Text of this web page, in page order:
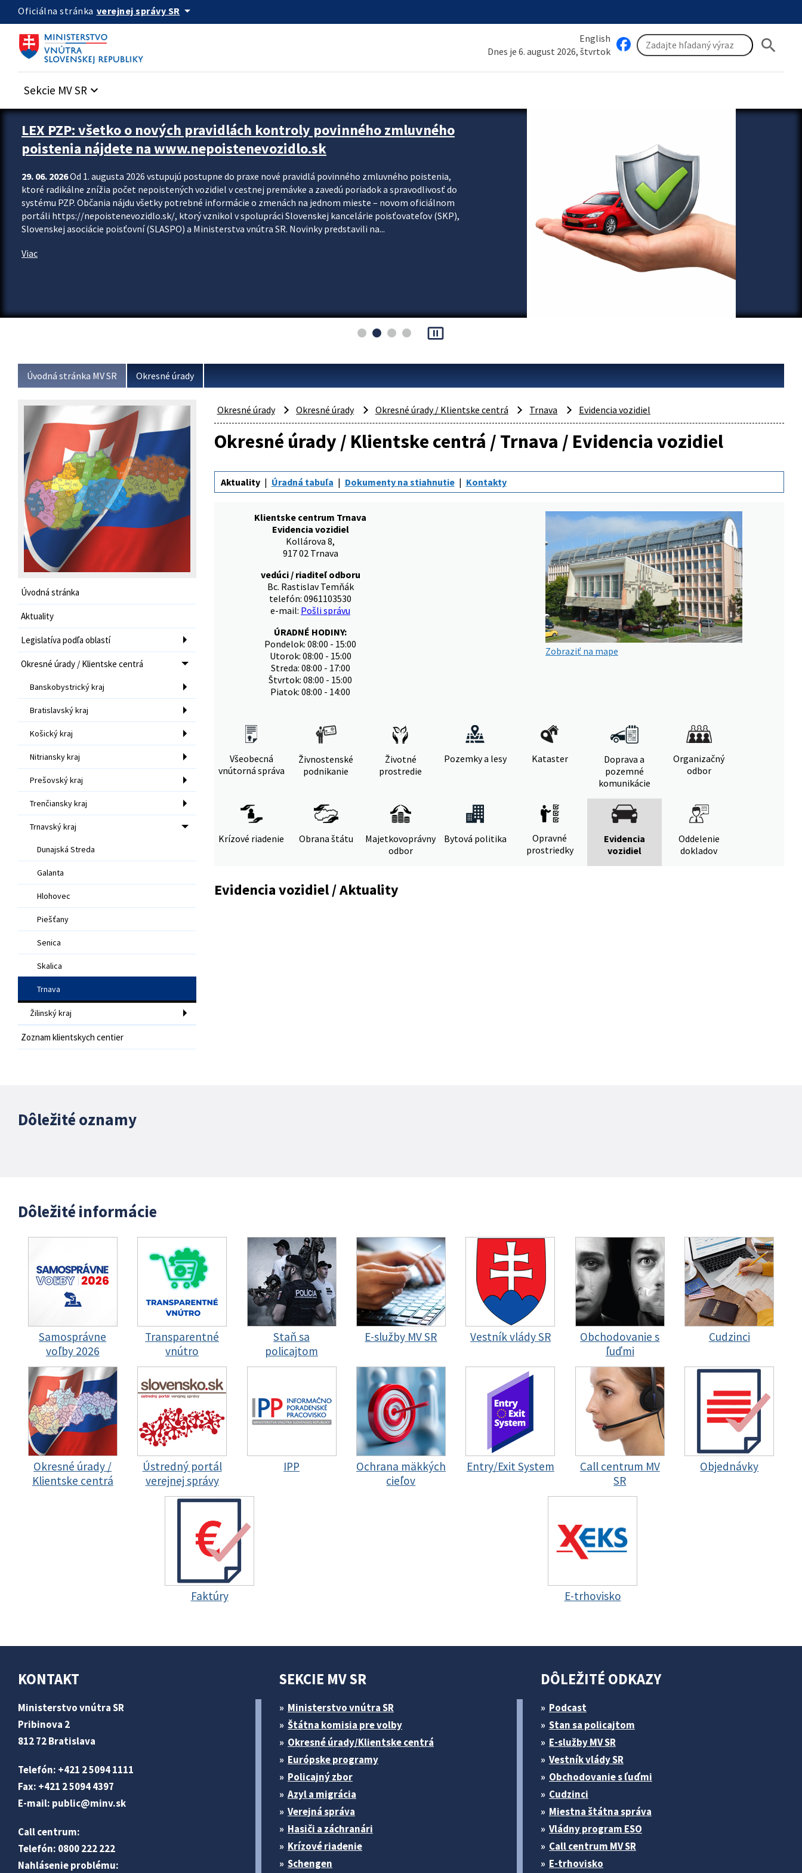
Preskocit na hlavný obsah
Oficiálna stránka verejnej správy SR arrow_drop_down
English
Dnes je 6. august 2026, štvrtok
search
Sekcie MV SR keyboard_arrow_down
Zastavit automatický posun upútavok
LEX PZP: všetko o nových pravidlách kontroly povinného zmluvného
poistenia nájdete na www.nepoistenevozidlo.sk
29. 06. 2026Od 1. augusta 2026 vstupujú postupne do praxe nové pravidlá povinného zmluvného poistenia,
ktoré radikálne znížia počet nepoistených vozidiel v cestnej premávke a zavedú poriadok a spravodlivosť do
systému PZP. Občania nájdu všetky potrebné informácie o zmenách na jednom mieste – novom oficiálnom
portáli https://nepoistenevozidlo.sk/, ktorý vznikol v spolupráci Slovenskej kancelárie poisťovateľov (SKP),
Slovenskej asociácie poisťovní (SLASPO) a Ministerstva vnútra SR. Novinky predstavili na...
Viac
pause_presentation
Úvodná stránka MV SR Okresné úrady
Úvodná stránka
Aktuality
Legislatíva podľa oblastí
Okresné úrady / Klientske centrá
Banskobystrický kraj
Bratislavský kraj
Košický kraj
Nitriansky kraj
Prešovský kraj
Trenčiansky kraj
Trnavský kraj
Dunajská Streda
Galanta
Hlohovec
Piešťany
Senica
Skalica
Trnava
Žilinský kraj
Zoznam klientskych centier
Okresné úrady Okresné úrady Okresné úrady / Klientske centrá Trnava Evidencia vozidiel
Okresné úrady / Klientske centrá / Trnava / Evidencia vozidiel
Aktuality Úradná tabuľa Dokumenty na stiahnutie Kontakty
Klientske centrum Trnava
Evidencia vozidiel
Kollárova 8,
917 02 Trnava
vedúci / riaditeľ odboru
Bc. Rastislav Temňák
telefón: 0961103530
e-mail: Pošli správu
ÚRADNÉ HODINY:
Pondelok: 08:00 - 15:00
Utorok: 08:00 - 15:00
Streda: 08:00 - 17:00
Štvrtok: 08:00 - 15:00
Piatok: 08:00 - 14:00
Zobraziť na mape
Všeobecná
vnútorná správa
Živnostenské
podnikanie
Životné
prostredie
Pozemky a lesy Kataster
Doprava a
pozemné
komunikácie
Organizačný
odbor
Krízové riadenie Obrana štátu
Majetkovoprávny
odbor
Bytová politika
Opravné
prostriedky
Evidencia
vozidiel
Oddelenie
dokladov
Evidencia vozidiel / Aktuality
Dôležité oznamy
Dôležité informácie
Samosprávne
voľby 2026
Transparentné
vnútro
Staň sa
policajtom
E-služby MV SR Vestník vlády SR
Obchodovanie s
ľuďmi
Cudzinci
Okresné úrady /
Klientske centrá
Ústredný portál
verejnej správy
IPP
Ochrana mäkkých
cieľov
Entry/Exit System
Call centrum MV
SR
Objednávky
Faktúry E-trhovisko
KONTAKT
Ministerstvo vnútra SR
Pribinova 2
812 72 Bratislava
Telefón: +421 2 5094 1111
Fax: +421 2 5094 4397
E-mail: public@minv.sk
Call centrum:
Telefón: 0800 222 222
Nahlásenie problému:
SEKCIE MV SR
Ministerstvo vnútra SR
Štátna komisia pre volby
Okresné úrady/Klientske centrá
Európske programy
Policajný zbor
Azyl a migrácia
Verejná správa
Hasiči a záchranári
Krízové riadenie
Schengen
DÔLEŽITÉ ODKAZY
Podcast
Stan sa policajtom
E-služby MV SR
Vestník vlády SR
Obchodovanie s ľuďmi
Cudzinci
Miestna štátna správa
Vládny program ESO
Call centrum MV SR
E-trhovisko